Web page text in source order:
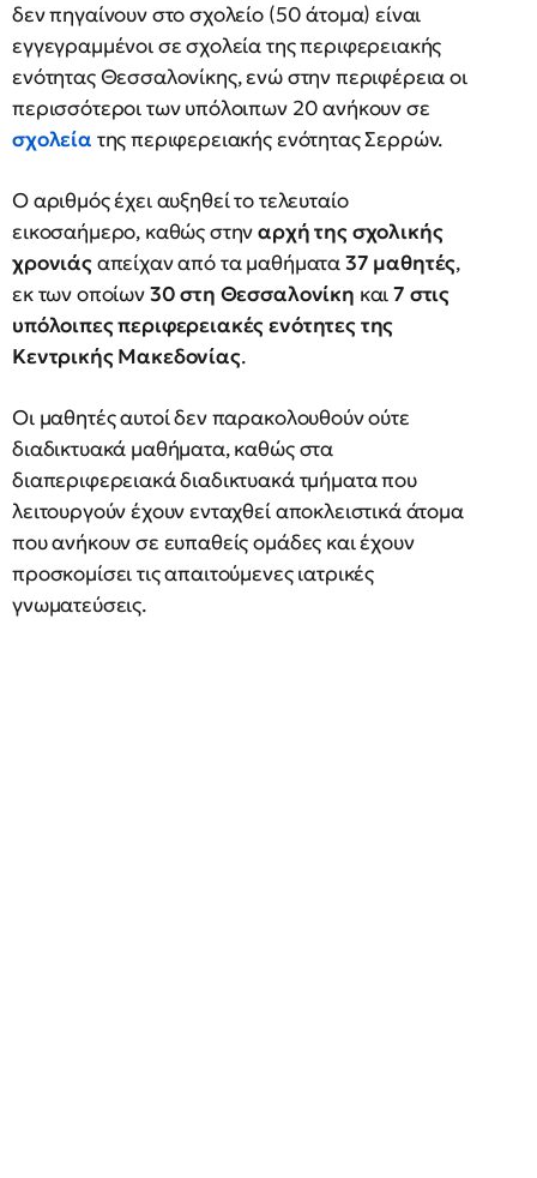
δεν πηγαίνουν στο σχολείο (50 άτομα) είναι
εγγεγραμμένοι σε σχολεία της περιφερειακής
ενότητας Θεσσαλονίκης, ενώ στην περιφέρεια οι
περισσότεροι των υπόλοιπων 20 ανήκουν σε
σχολεία της περιφερειακής ενότητας Σερρών.
Ο αριθμός έχει αυξηθεί το τελευταίο
εικοσαήμερο, καθώς στηναρχή της σχολικής
χρονιάςαπείχαν από τα μαθήματα37 μαθητές,
εκ των οποίων30 στη Θεσσαλονίκη και7 στις
υπόλοιπες περιφερειακές ενότητες της
Κεντρικής Μακεδονίας.
Οι μαθητές αυτοί δεν παρακολουθούν ούτε
διαδικτυακά μαθήματα, καθώς στα
διαπεριφερειακά διαδικτυακά τμήματα που
λειτουργούν έχουν ενταχθεί αποκλειστικά άτομα
που ανήκουν σε ευπαθείς ομάδες και έχουν
προσκομίσει τις απαιτούμενες ιατρικές
γνωματεύσεις.